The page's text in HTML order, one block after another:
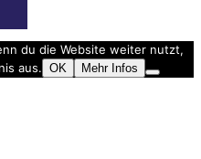
du die Website weiter nutzt,
aus. OK Mehr Infos